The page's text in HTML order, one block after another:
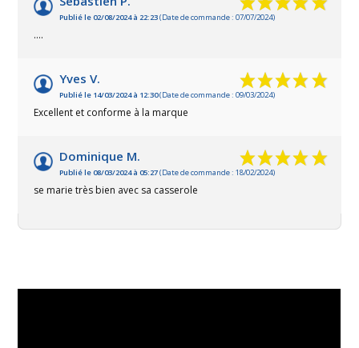
Publié le 02/08/2024 à 22:23(Date de commande : 07/07/2024)
....
Yves V.
Publié le 14/03/2024 à 12:30(Date de commande : 09/03/2024)
Excellent et conforme à la marque
Dominique M.
Publié le 08/03/2024 à 05:27(Date de commande : 18/02/2024)
se marie très bien avec sa casserole